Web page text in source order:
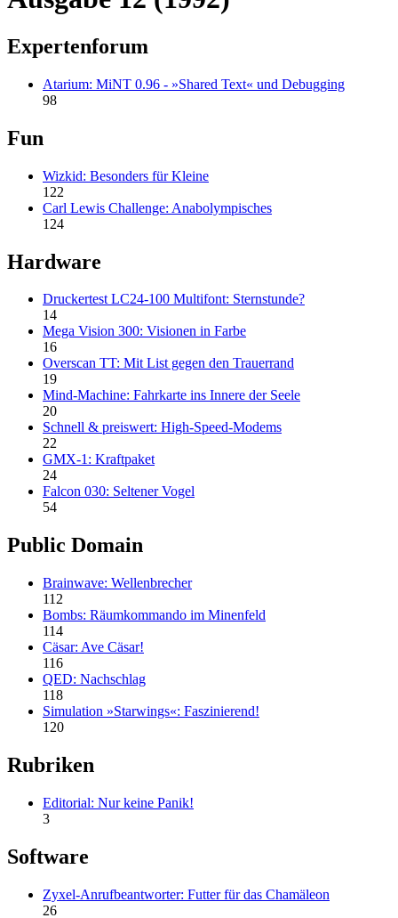
Expertenforum
Atarium: MiNT 0.96 - »Shared Text« und Debugging
98
Fun
Wizkid: Besonders für Kleine
122
Carl Lewis Challenge: Anabolympisches
124
Hardware
Druckertest LC24-100 Multifont: Sternstunde?
14
Mega Vision 300: Visionen in Farbe
16
Overscan TT: Mit List gegen den Trauerrand
19
Mind-Machine: Fahrkarte ins Innere der Seele
20
Schnell & preiswert: High-Speed-Modems
22
GMX-1: Kraftpaket
24
Falcon 030: Seltener Vogel
54
Public Domain
Brainwave: Wellenbrecher
112
Bombs: Räumkommando im Minenfeld
114
Cäsar: Ave Cäsar!
116
QED: Nachschlag
118
Simulation »Starwings«: Faszinierend!
120
Rubriken
Editorial: Nur keine Panik!
3
Software
Zyxel-Anrufbeantworter: Futter für das Chamäleon
26